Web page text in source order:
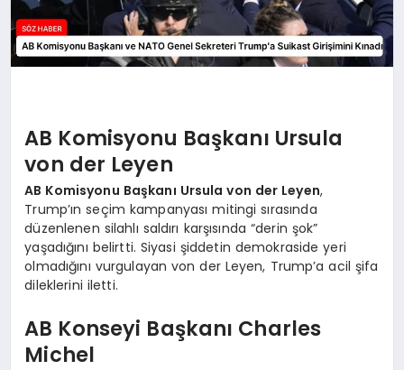
AB Komisyonu Başkanı Ursula
von der Leyen
AB Komisyonu Başkanı Ursula von der Leyen,
Trump’ın seçim kampanyası mitingi sırasında
düzenlenen silahlı saldırı karşısında “derin şok”
yaşadığını belirtti. Siyasi şiddetin demokraside yeri
olmadığını vurgulayan von der Leyen, Trump’a acil şifa
dileklerini iletti.
AB Konseyi Başkanı Charles
Michel